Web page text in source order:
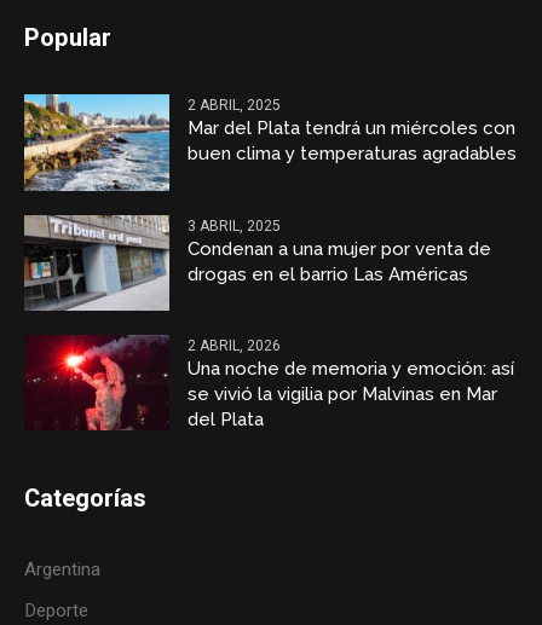
Popular
2 ABRIL, 2025
Mar del Plata tendrá un miércoles con
buen clima y temperaturas agradables
3 ABRIL, 2025
Condenan a una mujer por venta de
drogas en el barrio Las Américas
2 ABRIL, 2026
Una noche de memoria y emoción: así
se vivió la vigilia por Malvinas en Mar
del Plata
Categorías
Argentina
Deporte